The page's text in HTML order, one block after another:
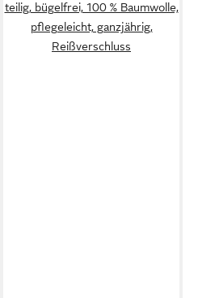
teilig, bügelfrei, 100 % Baumwolle,
pflegeleicht, ganzjährig,
Reißverschluss